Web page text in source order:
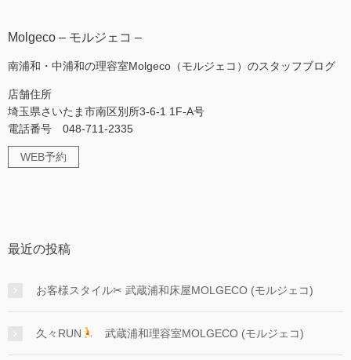
Molgeco – モルジェコ –
南浦和・中浦和の理容室Molgeco（モルジェコ）のスタッフブログ
店舗住所
埼玉県さいたま市南区別所3-6-1 1F-A号
電話番号 048-711-2335
WEB予約
最近の投稿
お客様スタイル✂︎ 武蔵浦和床屋MOLGECO (モルジェコ)
久々RUN 武蔵浦和理容室MOLGECO (モルジェコ)